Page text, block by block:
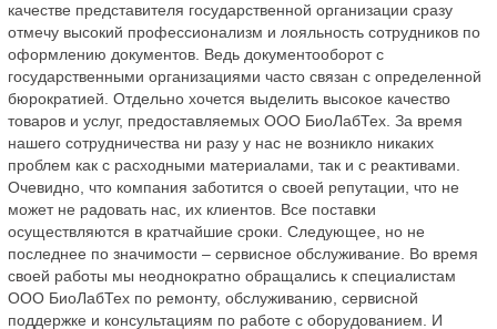
качестве представителя государственной организации сразу
отмечу высокий профессионализм и лояльность сотрудников по
оформлению документов. Ведь документооборот с
государственными организациями часто связан с определенной
бюрократией. Отдельно хочется выделить высокое качество
товаров и услуг, предоставляемых ООО БиоЛабТех. За время
нашего сотрудничества ни разу у нас не возникло никаких
проблем как с расходными материалами, так и с реактивами.
Очевидно, что компания заботится о своей репутации, что не
может не радовать нас, их клиентов. Все поставки
осуществляются в кратчайшие сроки. Следующее, но не
последнее по значимости – сервисное обслуживание. Во время
своей работы мы неоднократно обращались к специалистам
ООО БиоЛабТех по ремонту, обслуживанию, сервисной
поддержке и консультациям по работе с оборудованием. И